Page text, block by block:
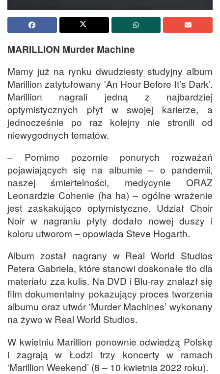
MARILLION Murder Machine
Mamy już na rynku dwudziesty studyjny album
Marillion zatytułowany 'An Hour Before It’s Dark’.
Marillion nagrali jedną z najbardziej
optymistycznych płyt w swojej karierze, a
jednocześnie po raz kolejny nie stronili od
niewygodnych tematów.
– Pomimo pozornie ponurych rozważań
pojawiających się na albumie – o pandemii,
naszej śmiertelności, medycynie ORAZ
Leonardzie Cohenie (ha ha) – ogólne wrażenie
jest zaskakująco optymistyczne. Udział Choir
Noir w nagraniu płyty dodało nowej duszy i
koloru utworom – opowiada Steve Hogarth.
Album został nagrany w Real World Studios
Petera Gabriela, które stanowi doskonałe tło dla
materiału zza kulis. Na DVD i Blu-ray znalazł się
film dokumentalny pokazujący proces tworzenia
albumu oraz utwór 'Murder Machines’ wykonany
na żywo w Real World Studios.
W kwietniu Marillion ponownie odwiedzą Polskę
i zagrają w Łodzi trzy koncerty w ramach
'Marillion Weekend’ (8 – 10 kwietnia 2022 roku).